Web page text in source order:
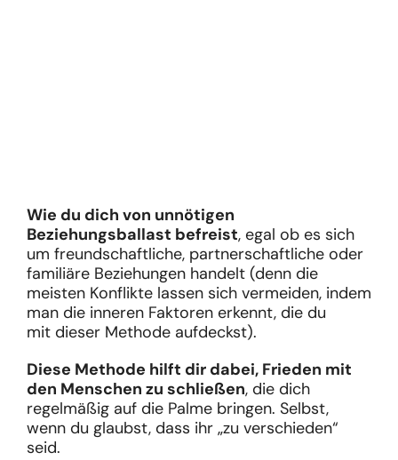
Wie du dich von unnötigen
Beziehungsballast befreist, egal ob es sich
um freundschaftliche, partnerschaftliche oder
familiäre Beziehungen handelt (denn die
meisten Konflikte lassen sich vermeiden, indem
man die inneren Faktoren erkennt, die du
mit dieser Methode aufdeckst).
Diese Methode hilft dir dabei, Frieden mit
den Menschen zu schließen, die dich
regelmäßig auf die Palme bringen. Selbst,
wenn du glaubst, dass ihr „zu verschieden“
seid.